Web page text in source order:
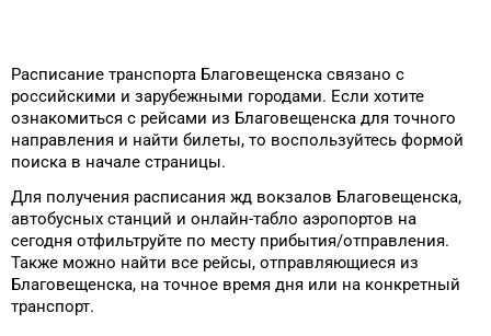
Расписание транспорта Благовещенска связано с
российскими и зарубежными городами. Если хотите
ознакомиться с рейсами из Благовещенска для точного
направления и найти билеты, то воспользуйтесь формой
поиска в начале страницы.
Для получения расписания жд вокзалов Благовещенска,
автобусных станций и онлайн-табло аэропортов на
сегодня отфильтруйте по месту прибытия/отправления.
Также можно найти все рейсы, отправляющиеся из
Благовещенска, на точное время дня или на конкретный
транспорт.